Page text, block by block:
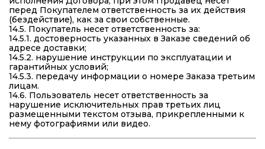
перед Покупателем ответственность за их действия
(бездействие), как за свои собственные.
14.5. Покупатель несет ответственность за:
14.5.1. достоверность указанных в Заказе сведений об
адресе доставки;
14.5.2. нарушение инструкции по эксплуатации и
гарантийных условий;
14.5.3. передачу информации о номере Заказа третьим
лицам.
14.6. Пользователь несет ответственность за
нарушение исключительных прав третьих лиц
размещенными текстом отзыва, прикрепленными к
нему фотографиями или видео.